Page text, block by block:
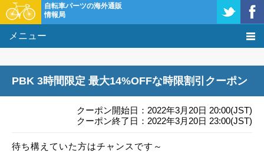
自転車パーツの海外通販
情報局
メニュー
タレコミ掲示板
基礎知識
購入方法
PBK 3時間限定 最大14%OFFな時限割引クーポン
クーポン開始日：2022年3月20日 20:00(JST)
クーポン終了日：2022年3月20日 23:00(JST)
待ち構えていた方はチャンスです～